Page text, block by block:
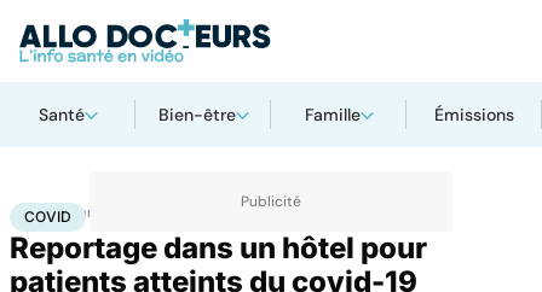
Santé Bien-être Famille Émissions
Accueil Santé
COVID
Reportage dans un hôtel pour
patients atteints du covid-19